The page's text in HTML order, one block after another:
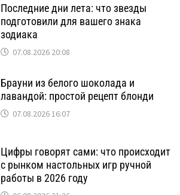
Последние дни лета: что звезды
подготовили для вашего знака
зодиака
07.08.2026 20:08
Брауни из белого шоколада и
лавандой: простой рецепт блонди
07.08.2026 16:07
Цифры говорят сами: что происходит
с рынком настольных игр ручной
работы в 2026 году